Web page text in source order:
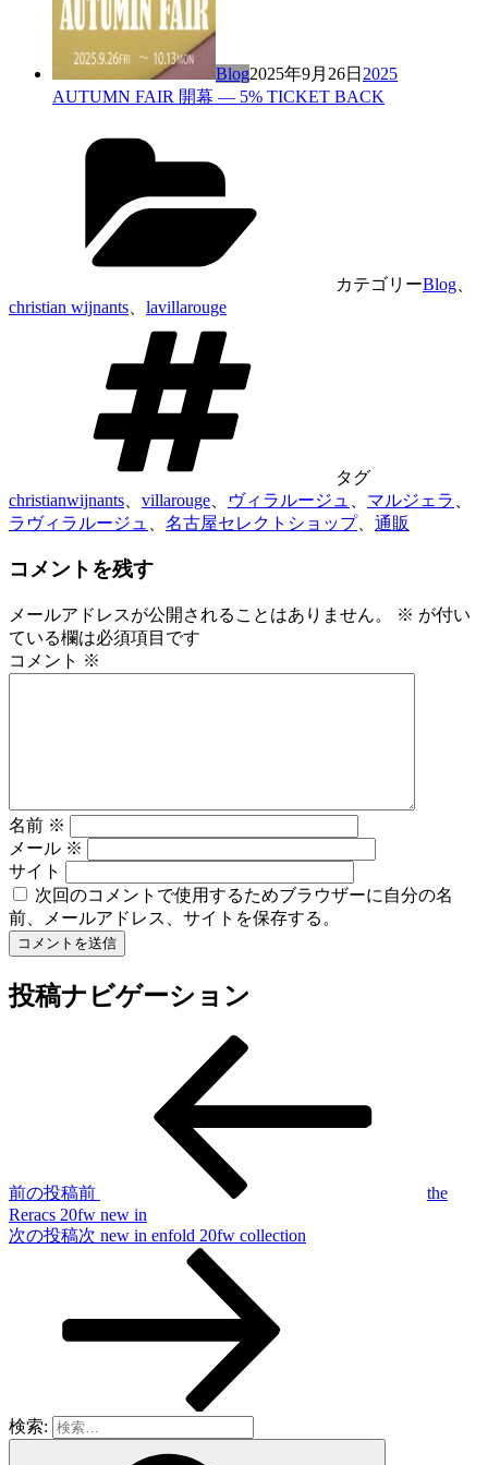
Blog2025年9月26日 2025
AUTUMN FAIR 開幕 — 5% TICKET BACK
カテゴリーBlog
christian wijnants
lavillarouge
タグ
christianwijnants
villarouge ヴィラルージュ マルジェラ
ラヴィラルージュ
名古屋セレクトショップ、 通販
コメントを残す
メールアドレスが公開されることはありません。 ※ が付い
ている欄は必須項目です
コメント ※
名前 ※
メール ※
サイト
次回のコメントで使用するためブラウザーに自分の名
前、メールアドレス、サイトを保存する。
投稿ナビゲーション
前の投稿前
the
Reracs 20fw new in
次の投稿次 new in enfold 20fw collection
検索: